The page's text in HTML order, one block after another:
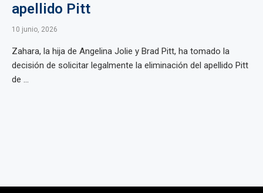
apellido Pitt
10 junio, 2026
Zahara, la hija de Angelina Jolie y Brad Pitt, ha tomado la
decisión de solicitar legalmente la eliminación del apellido Pitt
de ...